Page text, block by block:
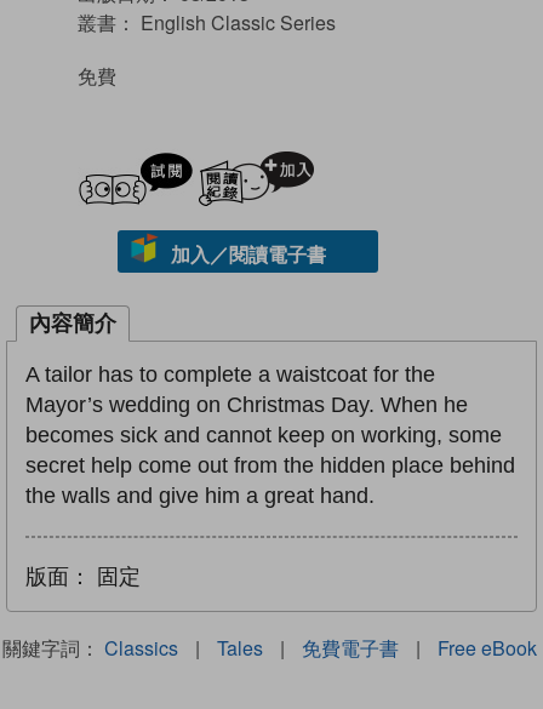
叢書： English Classic Series
免費
試閲
加入／閱讀電子書
內容簡介
A tailor has to complete a waistcoat for the
Mayor’s wedding on Christmas Day. When he
becomes sick and cannot keep on working, some
secret help come out from the hidden place behind
the walls and give him a great hand.
版面： 固定
關鍵字詞： Classics | Tales | 免費電子書 | Free eBook